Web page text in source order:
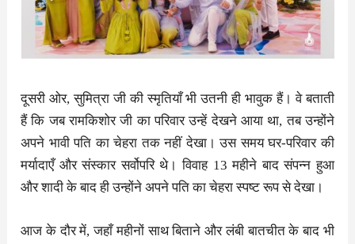
दूसरी ओर, सुमित्रा जी की स्मृतियाँ भी उतनी ही भावुक हैं। वे बताती
हैं कि जब रामकिशोर जी का परिवार उन्हें देखने आया था, तब उन्होंने
अपने भावी पति का चेहरा तक नहीं देखा। उस समय घर-परिवार की
मर्यादाएँ और संस्कार सर्वोपरि थे। विवाह 13 महीने बाद संपन्न हुआ
और शादी के बाद ही उन्होंने अपने पति का चेहरा स्पष्ट रूप से देखा।
आज के दौर में, जहाँ महीनों साथ बिताने और लंबी बातचीत के बाद भी